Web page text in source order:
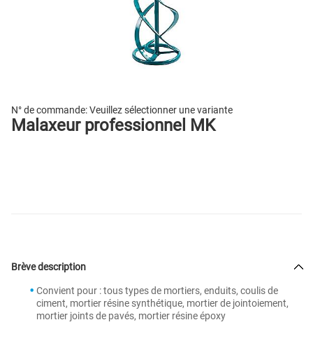
N° de commande:Veuillez sélectionner une variante
Malaxeur professionnel MK
Brève description
Convient pour : tous types de mortiers, enduits, coulis de
ciment, mortier résine synthétique, mortier de jointoiement,
mortier joints de pavés, mortier résine époxy